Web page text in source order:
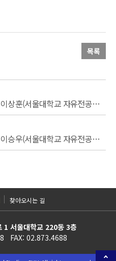
목록
[SNU CLS 자전 인생 극장] 36 이상훈(서울대학교 자유전공학부 졸업생)
[SNU CLS 자전 인생 극장] 34 이승우(서울대학교 자유전공학부 졸업생)
찾아오시는 길
1 서울대학교 220동 3층
FAX: 02.873.4688